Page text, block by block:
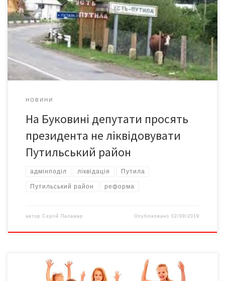
адміністративної одиниці. Про це на своїй Facebook-сторінці
повідомив депутат райради Андрій Дутчак. «Виходячи з
маршрутної карти, закладеної в Концепції розвитку гірських
територій українських Карпат, затвердженої
розпорядженням Кабінету Міністрів України 03.04.2019 №232-
НОВИНИ
На Буковині депутати просять
президента не ліквідовувати
Путильський район
адмінподіл ліквідація Путила
Путильський район реформа
автор Сергій Паламар Опубліковано02/09/2019